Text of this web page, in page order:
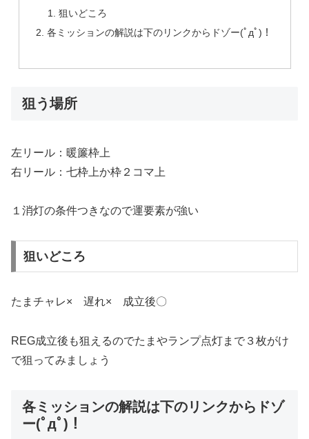
狙いどころ
各ミッションの解説は下のリンクからドゾー(ﾟдﾟ)！
狙う場所
左リール：暖簾枠上
右リール：七枠上か枠２コマ上
１消灯の条件つきなので運要素が強い
狙いどころ
たまチャレ× 遅れ× 成立後〇
REG成立後も狙えるのでたまやランプ点灯まで３枚がけ
で狙ってみましょう
各ミッションの解説は下のリンクからドゾ
ー(ﾟдﾟ)！